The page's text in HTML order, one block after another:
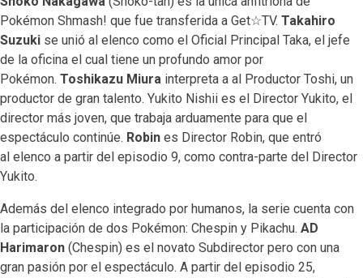
Pokémon Shmash! que fue transferida a Get☆TV. Takahiro
Suzuki se unió al elenco como el Oficial Principal Taka, el jefe
de la oficina el cual tiene un profundo amor por
Pokémon. Toshikazu Miura interpreta a al Productor Toshi, un
productor de gran talento. Yukito Nishii es el Director Yukito, el
director más joven, que trabaja arduamente para que el
espectáculo continúe. Robin es Director Robin, que entró
al elenco a partir del episodio 9, como contra-parte del Director
Yukito.
Además del elenco integrado por humanos, la serie cuenta con
la participación de dos Pokémon: Chespin y Pikachu. AD
Harimaron (Chespin) es el novato Subdirector pero con una
gran pasión por el espectáculo. A partir del episodio 25,